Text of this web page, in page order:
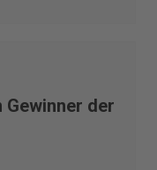
Gewinner der